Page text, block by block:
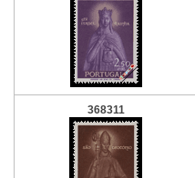
368311